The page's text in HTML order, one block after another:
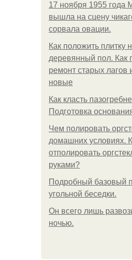
17 ноября 1955 года
вышла на сцену
сорвала овации.
Как положить плитку
деревянный пол. Как
ремонт старых лагов
новые
Как класть
Подготовка
Чем полировать
домашних условиях.
отполировать
руками?
Подробный базовый
угольной беседки.
Он всего лишь
ночью.